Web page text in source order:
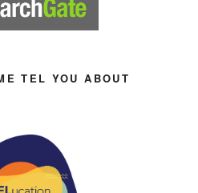
TEL YOU ABOUT